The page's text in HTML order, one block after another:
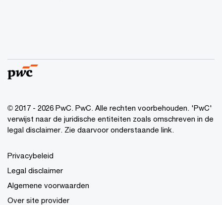
© 2017 - 2026 PwC. PwC. Alle rechten voorbehouden. 'PwC'
verwijst naar de juridische entiteiten zoals omschreven in de
legal disclaimer. Zie daarvoor onderstaande link.
Privacybeleid
Legal disclaimer
Algemene voorwaarden
Over site provider